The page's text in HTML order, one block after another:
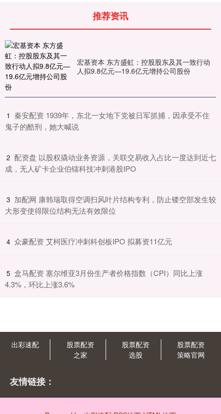
推荐资讯
宏基资本 东方盛虹：控股股东及其一致行动
人拟9.8亿元—19.6亿元增持公司股份
1 ​秦安配资 1939年，东北一女地下党被日军抓捕，因承受不住
鬼子的酷刑，她大喊说
2 ​配资盘 以股权撬动业务资源，关联交易收入占比一度达到近七
成，无人矿卡企业伯镭科技冲刺港股IPO
3 ​加配网 康韩瑞取得空调扫风叶片结构专利，防止镂空部发生较
大形变使得限位结构无法有效限位
4 ​众豪配资 艾柯医疗冲刺科创板IPO 拟募资11亿元
5 ​盒马配资 塞尔维亚3月份生产者价格指数（CPI）同比上涨
4.3%，环比上涨3.6%
出彩速配
股票配资
之家
股票配资
选股
股票配资
策略官网
友情链接：